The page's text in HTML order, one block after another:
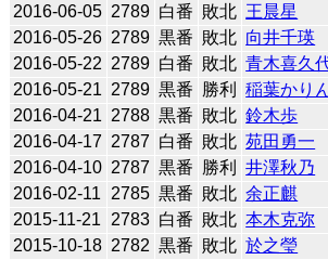
2016-06-05 2789 白番 敗北 王晨星
2016-05-26 2789 黒番 敗北 向井千瑛
2016-05-22 2789 白番 敗北 青木喜久
2016-05-21 2789 黒番 勝利 稲葉かり
2016-04-21 2788 黒番 敗北 鈴木歩
2016-04-17 2787 白番 敗北 苑田勇一
2016-04-10 2787 黒番 勝利 井澤秋乃
2016-02-11
2785 黒番 敗北 余正麒
2015-11-21
2783 白番 敗北 本木克弥
2015-10-18 2782 黒番 敗北 於之瑩